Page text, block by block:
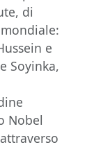
di
e
Soyinka,
Nobel